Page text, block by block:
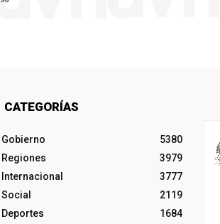
CATEGORÍAS
Gobierno
5380
Regiones
3979
Internacional
3777
Social
2119
Deportes
1684